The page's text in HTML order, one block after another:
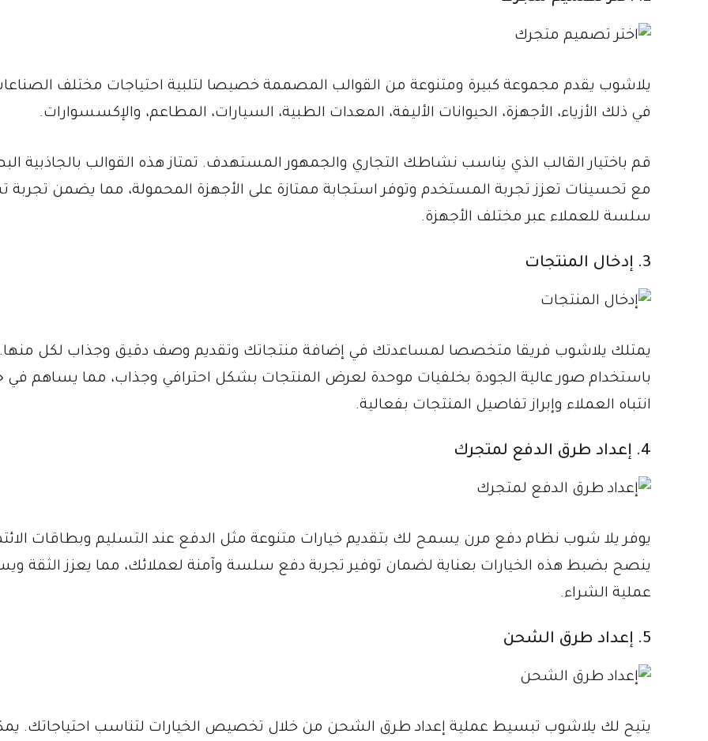
يلاشوب يقدم مجموعة كبيرة ومتنوعة من القوالب المصممة خصيصا لتلبية احتياجات مختلف
في ذلك الأزياء، الأجهزة، الحيوانات الأليفة، المعدات الطبية، السيارات، المطاعم، والإكسسوارات.
قم باختيار القالب الذي يناسب نشاطك التجاري والجمهور المستهدف. تمتاز هذه القوالب بالجاذبية
مع تحسينات تعزز تجربة المستخدم وتوفر استجابة ممتازة على الأجهزة المحمولة، مما يضمن تجربة
سلسة للعملاء عبر مختلف الأجهزة.
3. إدخال المنتجات
يمتلك يلاشوب فريقا متخصصا لمساعدتك في إضافة منتجاتك وتقديم وصف دقيق وجذاب لكل
باستخدام صور عالية الجودة بخلفيات موحدة لعرض المنتجات بشكل احترافي وجذاب، مما يساهم
انتباه العملاء وإبراز تفاصيل المنتجات بفعالية.
4. إعداد طرق الدفع لمتجرك
يوفر يلا شوب نظام دفع مرن يسمح لك بتقديم خيارات متنوعة مثل الدفع عند التسليم وبطاقات
ينصح بضبط هذه الخيارات بعناية لضمان توفير تجربة دفع سلسة وآمنة لعملائك، مما يعزز الثقة
عملية الشراء.
5. إعداد طرق الشحن
يتيح لك يلاشوب تبسيط عملية إعداد طرق الشحن من خلال تخصيص الخيارات لتناسب احتياجاتك.